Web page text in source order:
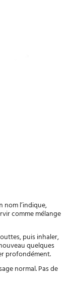
nom l’indique,
comme mélange
puis inhaler,
quelques
profondément.
normal. Pas de